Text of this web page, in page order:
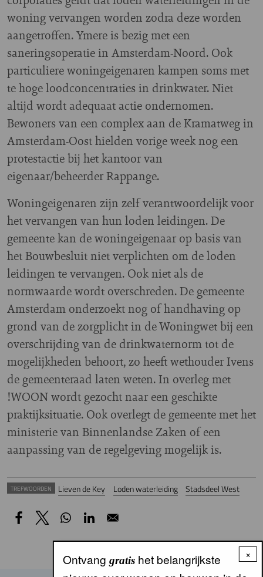
woning vervangen worden zodra deze worden
aangetroffen. Ymere is bezig met een
saneringsoperatie in Amsterdam-Noord. Ook
particuliere woningeigenaren kampen soms met
te hoge loodconcentraties in drinkwater. Niet
altijd wordt adequaat actie ondernomen.
Bewoners van een complex aan de Kramatweg in
Amsterdam-Oost hielden vorige week nog een
protestactie bij het kantoor van
eigenaar/beheerder Rappange.
Woningeigenaren zijn zelf verantwoordelijk voor
het vervangen van hun loden leidingen. De
gemeente kan de woningeigenaar op basis van
het Bouwbesluit niet verplichten om de loden
leidingen te vervangen. Ook niet als de
normwaarde wordt overschreden. De gemeente
Amsterdam onderzoekt nog of handhaving op
grond van de zorgplicht in de Woningwet bij een
overschrijding van de drinkwaternorm tot de
mogelijkheden behoort, zo heeft wethouder Ivens
de gemeenteraad laten weten. In overleg met
!WOON wordt gezocht naar een geschikte
praktijksituatie. Ook overlegt de gemeente met het
ministerie van Binnenlandse Zaken of een
aanpassing van de regelgeving mogelijk is.
TREFWOORDEN Lieven de Key Loden waterleiding Stadsdeel West
×
Ontvang gratishet belangrijkste